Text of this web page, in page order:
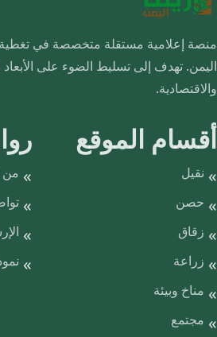
منصة إعلامية مستقلة متخصصة في
اليمن. تهدف إلى تسليط الضوء على الأبعاد
والاقتصادية.
أقسام الموقع
نقيل
حصن
زقاق
زراعة
مناخ وبيئة
مجتمع
من